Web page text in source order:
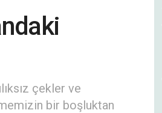
çekler ve
bir boşluktan